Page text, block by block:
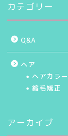
カテゴリー
Q&A
ヘア
ヘアカラー
縮毛矯正
アーカイブ